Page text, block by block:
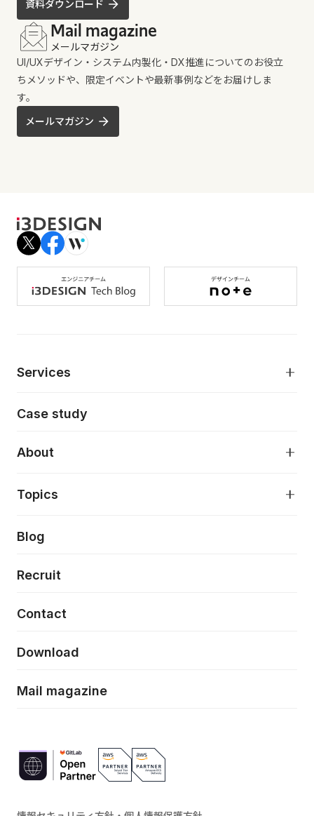
資料ダウンロード
Mail magazine
メールマガジン
UI/UXデザイン・システム内製化・DX推進についてのお役立
ちメソッドや、限定イベントや最新事例などをお届けしま
す。
メールマガジン
Services
AI駆動開発支援
モダナイゼーション
特徴量エンジニアリングと生成AI
デジタルプロダクトデザイン
デザインシステム構築支援
フロントエンド開発
Case study
About
About
当社が目指しているもの
Topics
Press release
News
Event/Seminer
Blog
Recruit
Contact
Download
Mail magazine